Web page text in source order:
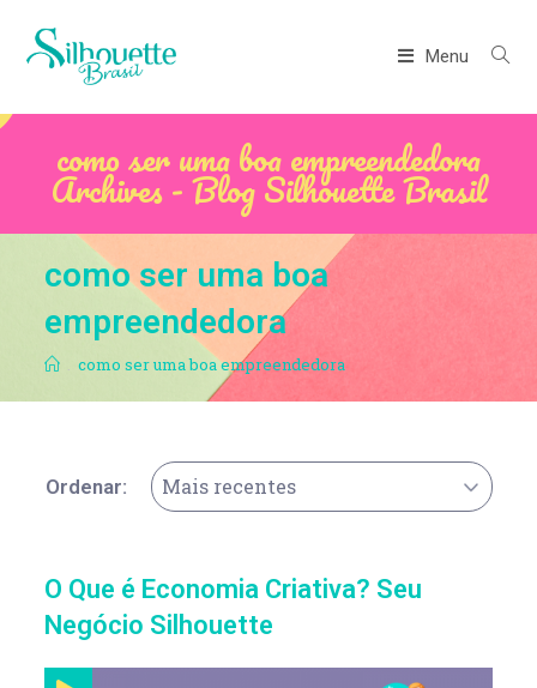
Menu
como ser uma boa empreendedora
Archives - Blog Silhouette Brasil
como ser uma boa
empreendedora
. como ser uma boa empreendedora
Ordenar: Mais recentes
O Que é Economia Criativa? Seu
Negócio Silhouette